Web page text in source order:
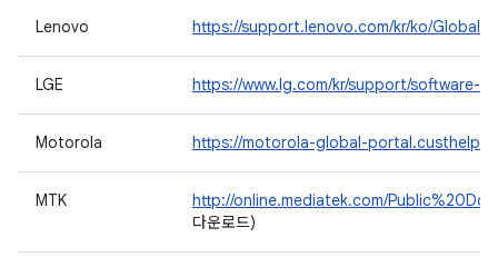
Lenovo https://support.lenovo.com/kr/ko/
LGE https://www.lg.com/kr/support/software-
Motorola https://motorola-global-
MTK
http://online.mediatek.com/
다운로드)